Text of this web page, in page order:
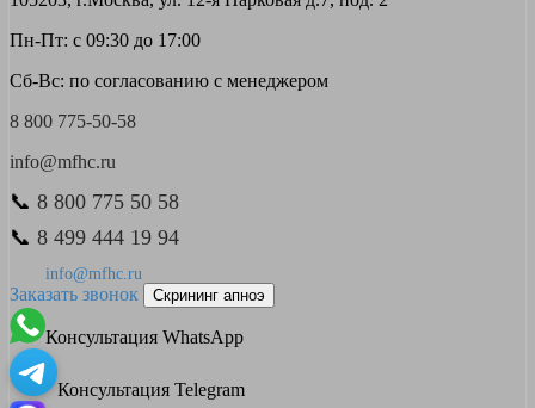
Пн-Пт: с 09:30 до 17:00
Сб-Вс: по согласованию с менеджером
8 800 775-50-58
info@mfhc.ru
📞 8 800 775 50 58
📞 8 499 444 19 94
info@mfhc.ru
Заказать звонок Скрининг апноэ
Консультация WhatsApp
Консультация Telegram